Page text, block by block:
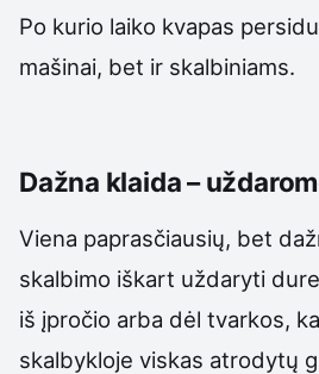
Po kurio laiko kvapas
mašinai, bet ir skalbiniams.
Dažna klaida –
Viena paprasčiausių, bet
skalbimo iškart uždaryti
iš įpročio arba dėl tvarkos,
skalbykloje viskas atrodytų